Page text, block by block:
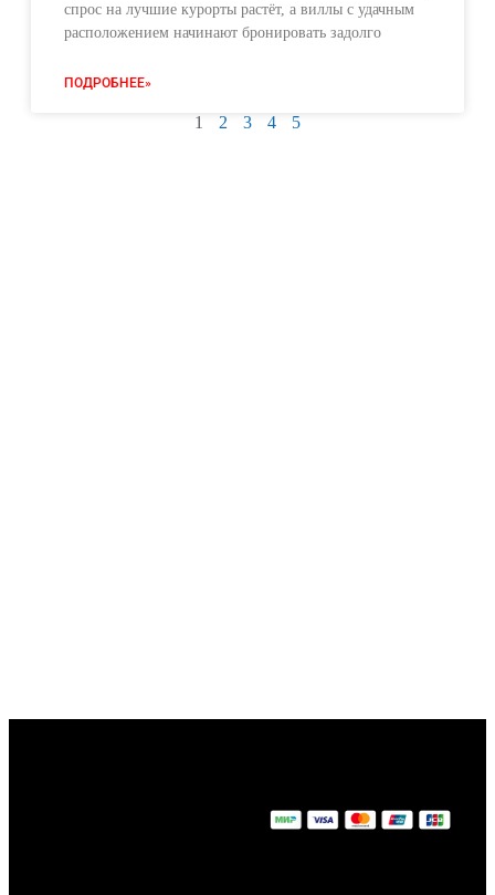
спрос на лучшие курорты растёт, а виллы с удачным
расположением начинают бронировать задолго
ПОДРОБНЕЕ»
1 2 3 4 5